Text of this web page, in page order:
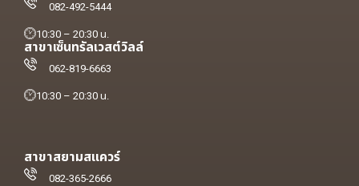
082-492-5444
10:30 – 20:30 น.
สาขาเซ็นทรัลเวสต์วิลล์
062-819-6663
10:30 – 20:30 น.
สาขาสยามสแควร์
082-365-2666